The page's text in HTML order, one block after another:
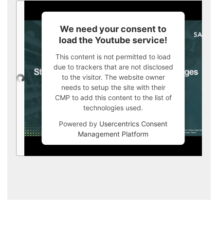
We need your consent to
load the Youtube service!
This content is not permitted to load
due to trackers that are not disclosed
to the visitor. The website owner
needs to setup the site with their
CMP to add this content to the list of
technologies used.
Powered by Usercentrics Consent
Management Platform